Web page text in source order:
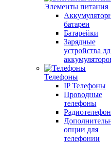
Элементы питания
батареи
Батарейки
Зарядные
устройства
Телефоны
IP Телефоны
Проводные
телефоны
опции для
телефонии